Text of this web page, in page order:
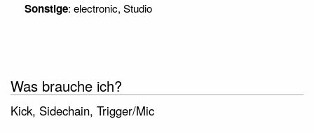
Sonstige: electronic, Studio
Was brauche ich?
Kick, Sidechain, Trigger/Mic